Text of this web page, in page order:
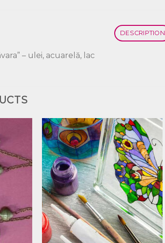
DESCRIPTION
– ulei, acuarelă, lac
список
желаний
Добавить
в список
желаний